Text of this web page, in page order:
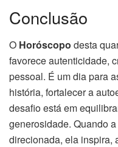
Conclusão
O Horóscopo desta
favorece autenticidade,
pessoal. É um dia para
história, fortalecer a
desafio está em
generosidade. Quando
direcionada, ela inspira,